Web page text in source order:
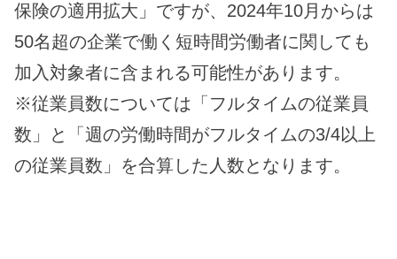
保険の適用拡大」ですが、2024年10月からは
50名超の企業で働く短時間労働者に関しても
加入対象者に含まれる可能性があります。
※従業員数については「フルタイムの従業員
数」と「週の労働時間がフルタイムの3/4以上
の従業員数」を合算した人数となります。